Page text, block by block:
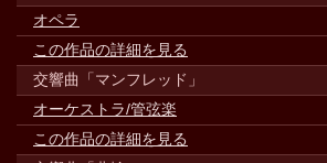
オペラ
この作品の詳細を見る
交響曲「マンフレッド」
オーケストラ/管弦楽
この作品の詳細を見る